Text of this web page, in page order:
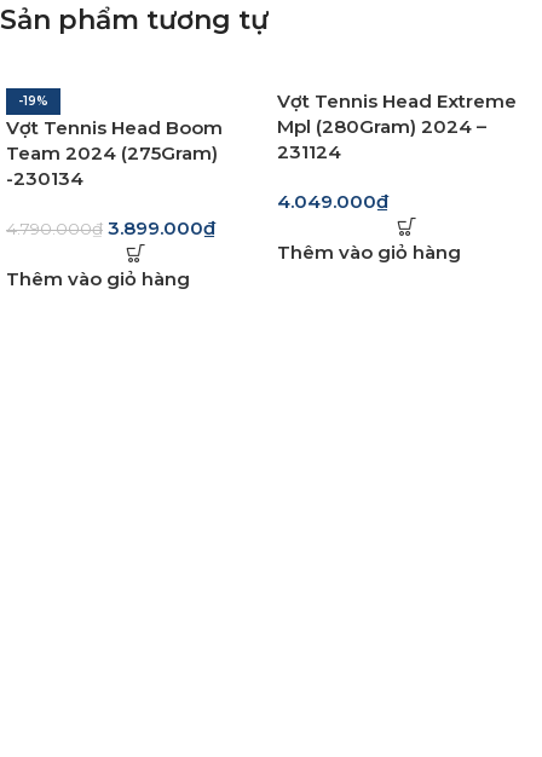
Sản phẩm tương tự
-19%
Vợt Tennis Head Boom
Team 2024 (275Gram)
-230134
4.790.000₫ 3.899.000₫
Thêm vào giỏ hàng
Vợt Tennis Head Extreme
Mpl (280Gram) 2024 –
231124
4.049.000₫
Thêm vào giỏ hàng